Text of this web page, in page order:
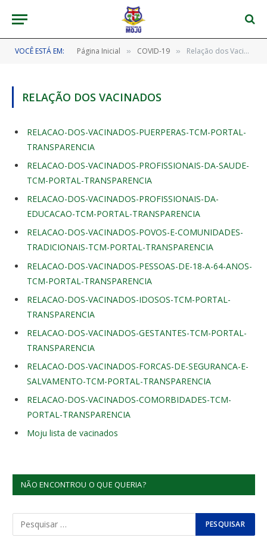
VOCÊ ESTÁ EM: Página Inicial » COVID-19 » Relação dos Vacinados
RELAÇÃO DOS VACINADOS
RELACAO-DOS-VACINADOS-PUERPERAS-TCM-PORTAL-
TRANSPARENCIA
RELACAO-DOS-VACINADOS-PROFISSIONAIS-DA-SAUDE-
TCM-PORTAL-TRANSPARENCIA
RELACAO-DOS-VACINADOS-PROFISSIONAIS-DA-
EDUCACAO-TCM-PORTAL-TRANSPARENCIA
RELACAO-DOS-VACINADOS-POVOS-E-COMUNIDADES-
TRADICIONAIS-TCM-PORTAL-TRANSPARENCIA
RELACAO-DOS-VACINADOS-PESSOAS-DE-18-A-64-ANOS-
TCM-PORTAL-TRANSPARENCIA
RELACAO-DOS-VACINADOS-IDOSOS-TCM-PORTAL-
TRANSPARENCIA
RELACAO-DOS-VACINADOS-GESTANTES-TCM-PORTAL-
TRANSPARENCIA
RELACAO-DOS-VACINADOS-FORCAS-DE-SEGURANCA-E-
SALVAMENTO-TCM-PORTAL-TRANSPARENCIA
RELACAO-DOS-VACINADOS-COMORBIDADES-TCM-
PORTAL-TRANSPARENCIA
Moju lista de vacinados
NÃO ENCONTROU O QUE QUERIA?